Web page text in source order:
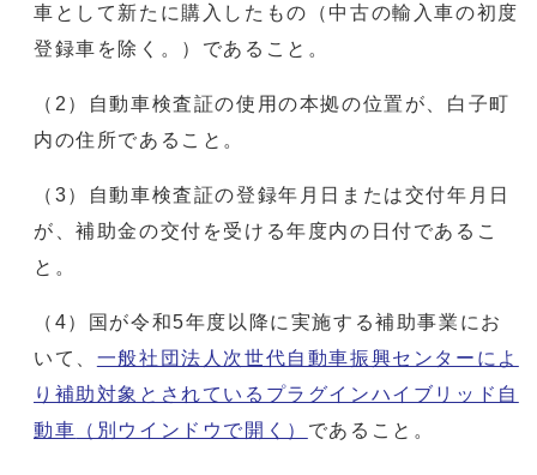
車として新たに購入したもの（中古の輸入車の初度
登録車を除く。）であること。
（2）自動車検査証の使用の本拠の位置が、白子町
内の住所であること。
（3）自動車検査証の登録年月日または交付年月日
が、補助金の交付を受ける年度内の日付であるこ
と。
（4）国が令和5年度以降に実施する補助事業にお
いて、 一般社団法人次世代自動車振興センターによ
り補助対象とされているプラグインハイブリッド自
動車 （別ウインドウで開く） であること。